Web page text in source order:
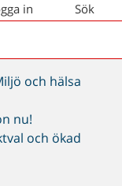
in Sök
och hälsa
nu!
och ökad